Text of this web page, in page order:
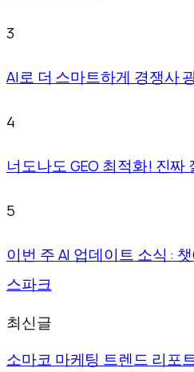
3
AI로 더 스마트하게 경쟁사
4
너도나도 GEO 최적화! 진짜
5
이번 주 AI 업데이트 소식 :
스파크
최신글
소마코 마케팅 트렌드 리포